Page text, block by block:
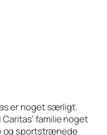
er noget særligt.
familie noget
og sportstrænede